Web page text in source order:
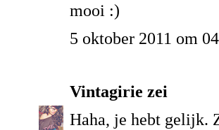
mooi :)
5 oktober 2011 om
Vintagirie zei
Haha, je hebt gelijk.